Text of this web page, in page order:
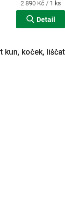
Měrná
cena:
2 890 Kč / 1 ks
Detail
kun, koček,